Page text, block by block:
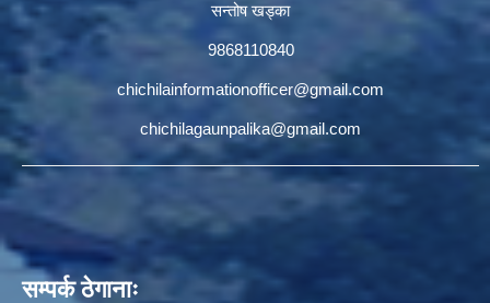
सन्तोष खड्का
9868110840
chichilainformationofficer@gmail.com
chichilagaunpalika@gmail.com
सम्पर्क ठेगानाः